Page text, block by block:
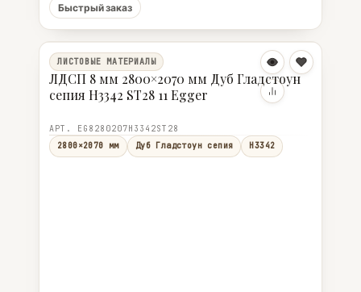
Быстрый заказ
ЛИСТОВЫЕ МАТЕРИАЛЫ
ЛДСП 8 мм 2800×2070 мм Дуб Гладстоун
сепия H3342 ST28 11 Egger
АРТ. EG8280207H3342ST28
2800×2070 мм
Дуб Гладстоун сепия H3342